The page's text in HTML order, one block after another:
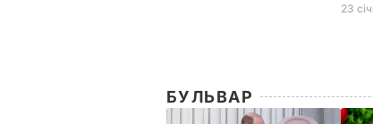
23
БУЛЬВАР